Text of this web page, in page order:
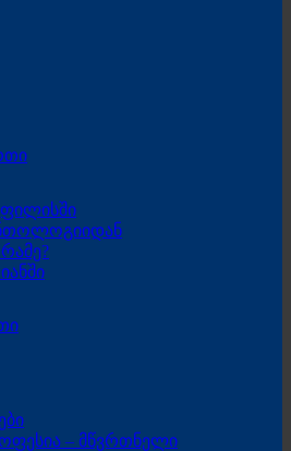
– მწვრთნელი